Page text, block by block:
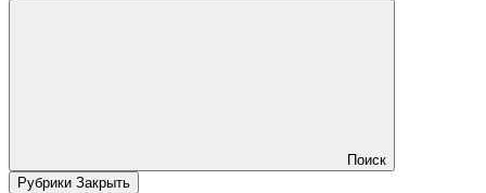
Поиск
Рубрики Закрыть